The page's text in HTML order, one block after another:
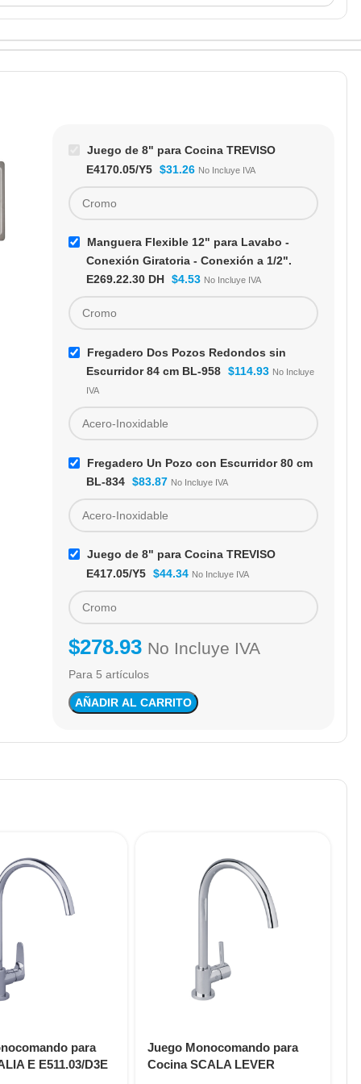
Juego de 8" para
Cocina TREVISO
E417.05/Y5
Juegos de mesón
CÓDIGO: E417.05/Y5
Juego de 8" para Cocina TREVISO
E4170.05/Y5 $31.26 No Incluye IVA
Manguera Flexible 12" para Lavabo -
Conexión Giratoria - Conexión a 1/2".
E269.22.30 DH $4.53 No Incluye IVA
Fregadero Dos Pozos Redondos sin
Escurridor 84 cm BL-958 $114.93 No Incluye
IVA
Fregadero Un Pozo con Escurridor 80 cm
BL-834 $83.87 No Incluye IVA
Juego de 8" para Cocina TREVISO
E417.05/Y5 $44.34 No Incluye IVA
$278.93 No Incluye IVA
Para 5 artículos
AÑADIR AL CARRITO
para
E E511.03/D3E
Juego Monocomando para
Cocina SCALA LEVER